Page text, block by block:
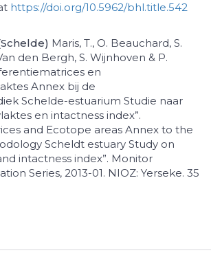
https://doi.org/10.5962/bhl.title.542
Maris, T., O. Beauchard, S.
den Bergh, S. Wijnhoven & P.
en
Annex bij de
Schelde-estuarium Studie naar
en intactness index”.
and Ecotope areas Annex to the
Scheldt estuary Study on
intactness index”. Monitor
Series, 2013-01. NIOZ: Yerseke. 35